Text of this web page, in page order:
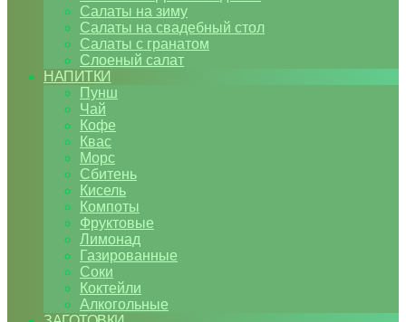
Салаты на зиму
Салаты на свадебный стол
Салаты с гранатом
Слоеный салат
НАПИТКИ
Пунш
Чай
Кофе
Квас
Морс
Сбитень
Кисель
Компоты
Фруктовые
Лимонад
Газированные
Соки
Коктейли
Алкогольные